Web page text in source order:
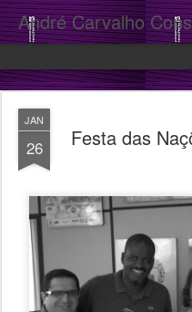
André Carvalho
JAN
26 Festa das